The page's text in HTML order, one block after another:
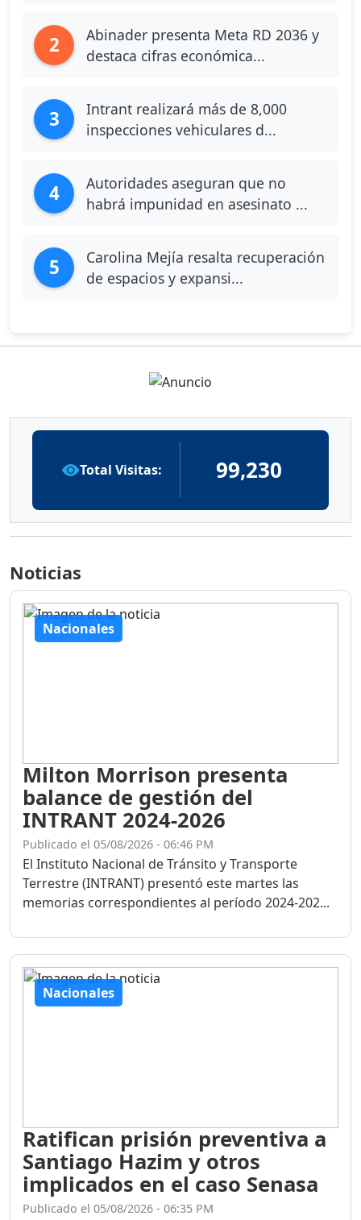
2
Abinader presenta Meta RD 2036 y
destaca cifras económica...
3
Intrant realizará más de 8,000
inspecciones vehiculares d...
4
Autoridades aseguran que no
habrá impunidad en asesinato ...
5
Carolina Mejía resalta recuperación
de espacios y expansi...
Total Visitas: 99,230
Noticias
Nacionales
Milton Morrison presenta
balance de gestión del
INTRANT 2024-2026
Publicado el 05/08/2026 - 06:46 PM
El Instituto Nacional de Tránsito y Transporte
Terrestre (INTRANT) presentó este martes las
memorias correspondientes al período 2024-202...
Nacionales
Ratifican prisión preventiva a
Santiago Hazim y otros
implicados en el caso Senasa
Publicado el 05/08/2026 - 06:35 PM